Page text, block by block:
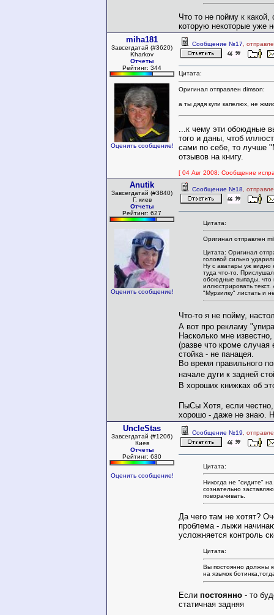
Что то не пойму к
которую некоторые уже
miha181
Завсегдатай (#3620)
Kharkov
Отчеты
Рейтинг: 344
Оценить сообщение!
Сообщение №17 ,
Цитата:
Оригинал отправлен dimson:
а ты дядя купи капелюх, не
...к чему эти обоюдные
того и даны, чтоб
сами по себе, то лучше
отзывов на книгу.
[ 04 Авг 2008: Сообщение
Anutik
Завсегдатай (#3840)
Г. киев
Отчеты
Рейтинг: 627
Оценить сообщение!
Сообщение №18 ,
Цитата:
Оригинал отправлен
Цитата: Оригинал
головой сильно
Ну с аватары уж видно
туда что-то.
обоюдные выпады, что
иллюстрировать
"Мурзилку" листать и
Что-то я не пойму,
А вот про рекламу
Насколько мне
(разве что кроме
стойка - не панацея.
Во время правильного
начале дуги к задней
В хороших книжках об
ПыСы Хотя, если
хорошо - даже не знаю.
UncleStas
Завсегдатай (#1206)
Киев
Отчеты
Рейтинг: 630
Оценить сообщение!
Сообщение №19 ,
Цитата:
Никогда не "сидите"
сознательно
поворачивать.
Да чего там не хотят?
проблема - лыжи
усложняется контроль
Цитата:
Вы постоянно должны
на язычок
Если постоянно - то
статичная задняя